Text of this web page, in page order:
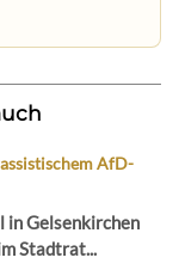
AfD-
in Gelsenkirchen
Stadtrat...